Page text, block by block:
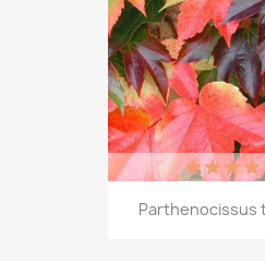
Parthenocissus